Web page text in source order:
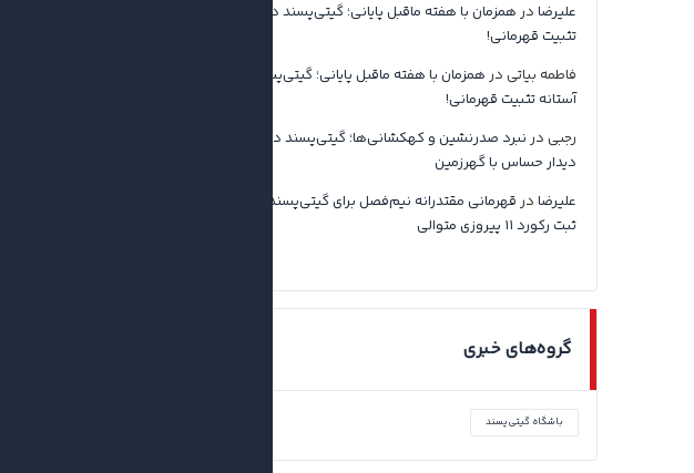
علیرضا در همزمان با هفته ماقبل پایانی؛ گیتی‌پسند در آستانه
تثبیت قهرمانی!
فاطمه بیاتی در همزمان با هفته ماقبل پایانی؛ گیتی‌پسند در
آستانه تثبیت قهرمانی!
رجبی در نبرد صدرنشین و کهکشانی‌ها؛ گیتی‌پسند در آستانه
دیدار حساس با گهرزمین
علیرضا در قهرمانی مقتدرانه نیم‌فصل برای گیتی‌پسند اصفهان با
ثبت رکورد ۱۱ پیروزی متوالی
گروه‌های خبری
باشگاه گیتی‌پسند